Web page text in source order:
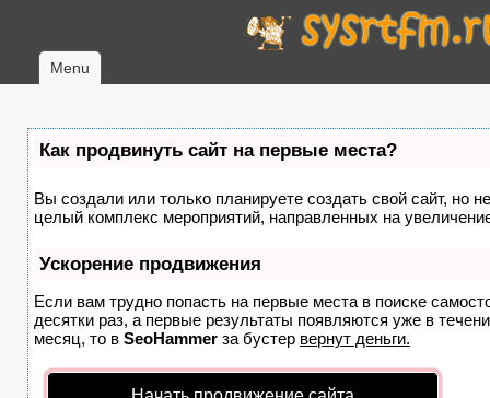
Menu
Как продвинуть сайт на первые места?
Вы создали или только планируете создать свой сайт, но
целый комплекс мероприятий, направленных на
Ускорение продвижения
Если вам трудно попасть на первые места в поиске
десятки раз, а первые результаты появляются уже в
месяц, то в SeoHammer за бустер вернут деньги.